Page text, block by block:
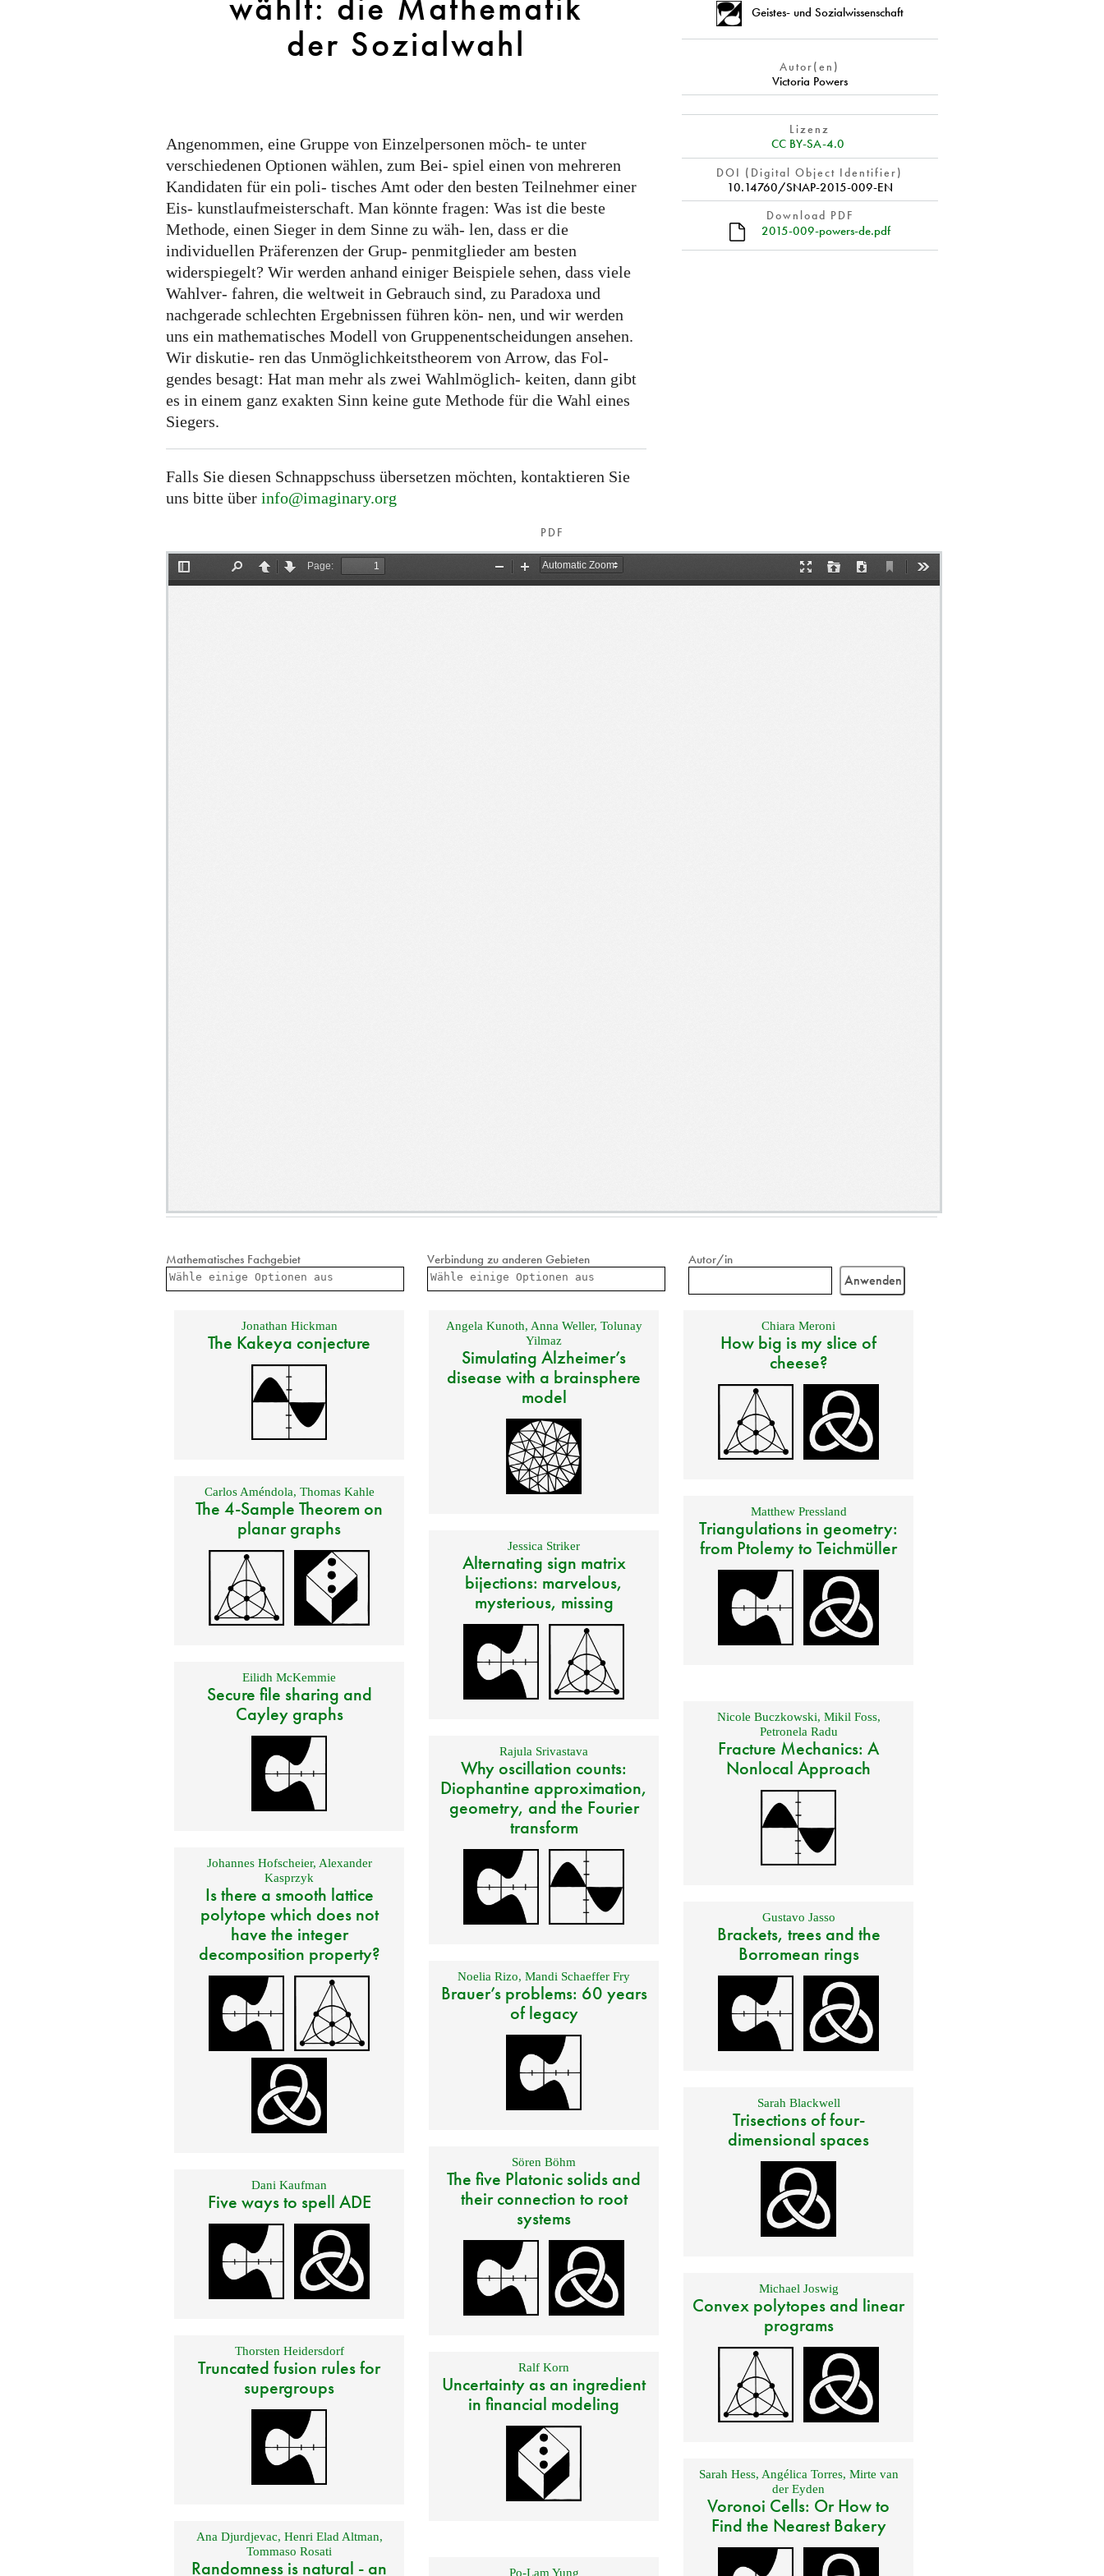
Mathematik der Sozialwahl
Angenommen, eine Gruppe von Einzelpersonen möch- te unter
verschiedenen Optionen wählen, zum Bei- spiel einen von mehreren
Kandidaten für ein poli- tisches Amt oder den besten Teilnehmer einer
Eis- kunstlaufmeisterschaft. Man könnte fragen: Was ist die beste
Methode, einen Sieger in dem Sinne zu wäh- len, dass er die
individuellen Präferenzen der Grup- penmitglieder am besten
widerspiegelt? Wir werden anhand einiger Beispiele sehen, dass viele
Wahlver- fahren, die weltweit in Gebrauch sind, zu Paradoxa und
nachgerade schlechten Ergebnissen führen kön- nen, und wir werden
uns ein mathematisches Modell von Gruppenentscheidungen ansehen.
Wir diskutie- ren das Unmöglichkeitstheorem von Arrow, das Fol-
gendes besagt: Hat man mehr als zwei Wahlmöglich- keiten, dann gibt
es in einem ganz exakten Sinn keine gute Methode für die Wahl eines
Siegers.
Falls Sie diesen Schnappschuss übersetzen möchten, kontaktieren Sie
uns bitte über info@imaginary.org
Geistes- und Sozialwissenschaft
Autor(en)
Victoria Powers
Lizenz
CC BY-SA-4.0
DOI (Digital Object Identifier)
10.14760/SNAP-2015-009-EN
Download PDF
2015-009-powers-de.pdf
PDF
Mathematisches Fachgebiet Verbindung zu anderen Gebieten Autor/in
Jonathan Hickman
The Kakeya conjecture
Angela Kunoth, Anna Weller, Tolunay
Yilmaz
Simulating Alzheimer’s
disease with a brainsphere
model
Chiara Meroni
How big is my slice of
cheese?
Carlos Améndola, Thomas Kahle
The 4-Sample Theorem on
planar graphs
Matthew Pressland
Triangulations in geometry:
from Ptolemy to Teichmüller
Jessica Striker
Alternating sign matrix
bijections: marvelous,
mysterious, missing
Eilidh McKemmie
Secure file sharing and
Cayley graphs
Nicole Buczkowski, Mikil Foss,
Petronela Radu
Fracture Mechanics: A
Nonlocal Approach
Rajula Srivastava
Why oscillation counts:
Diophantine approximation,
geometry, and the Fourier
transform
Johannes Hofscheier, Alexander
Kasprzyk
Is there a smooth lattice
polytope which does not
have the integer
decomposition property?
Gustavo Jasso
Brackets, trees and the
Borromean rings
Noelia Rizo, Mandi Schaeffer Fry
Brauer’s problems: 60 years
of legacy
Sarah Blackwell
Trisections of four-
dimensional spaces
Sören Böhm
The five Platonic solids and
their connection to root
systems
Dani Kaufman
Five ways to spell ADE
Michael Joswig
Convex polytopes and linear
programs
Thorsten Heidersdorf
Truncated fusion rules for
supergroups
Ralf Korn
Uncertainty as an ingredient
in financial modeling
Sarah Hess, Angélica Torres, Mirte van
der Eyden
Voronoi Cells: Or How to
Find the Nearest Bakery
Ana Djurdjevac, Henri Elad Altman,
Tommaso Rosati
Randomness is natural - an Po-Lam Yung